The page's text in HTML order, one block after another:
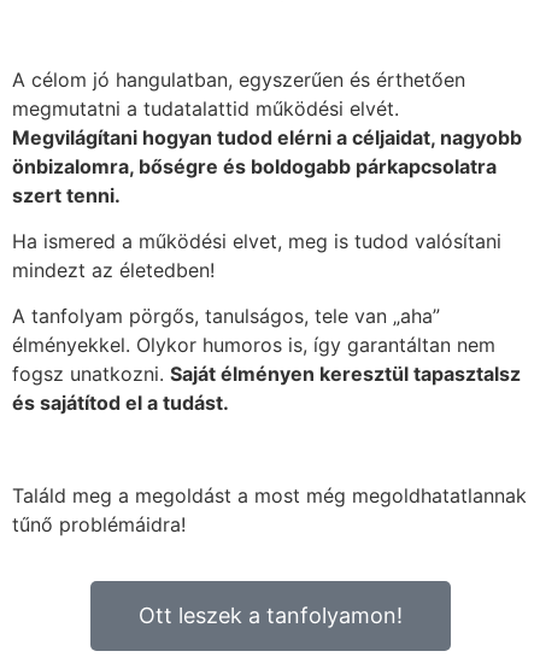
A célom jó hangulatban, egyszerűen és érthetően
megmutatni a tudatalattid működési elvét.
Megvilágítani hogyan tudod elérni a céljaidat, nagyobb
önbizalomra, bőségre és boldogabb párkapcsolatra
szert tenni.
Ha ismered a működési elvet, meg is tudod valósítani
mindezt az életedben!
A tanfolyam pörgős, tanulságos, tele van „aha”
élményekkel. Olykor humoros is, így garantáltan nem
fogsz unatkozni. Saját élményen keresztül tapasztalsz
és sajátítod el a tudást.
Találd meg a megoldást a most még megoldhatatlannak
tűnő problémáidra!
Ott leszek a tanfolyamon!